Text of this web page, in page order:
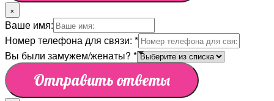
×
Ваше имя:
Номер телефона для связи: *
Вы были замужем/женаты? *
Отправить ответы